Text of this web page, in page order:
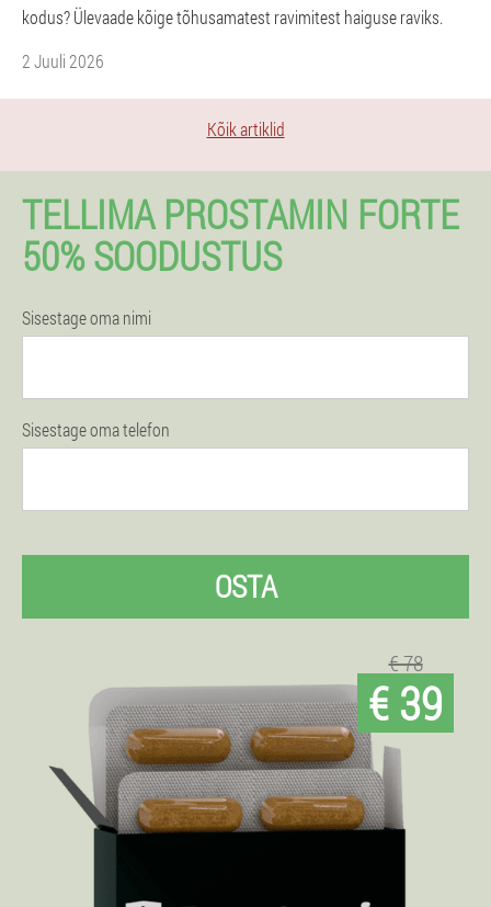
kodus? Ülevaade kõige tõhusamatest ravimitest haiguse raviks.
2 Juuli 2026
Kõik artiklid
TELLIMA PROSTAMIN FORTE
50% SOODUSTUS
Sisestage oma nimi
Sisestage oma telefon
OSTA
€ 78
€ 39